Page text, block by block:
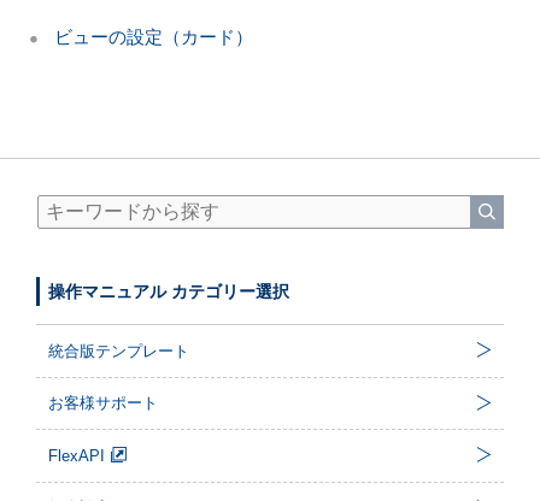
ビューの設定（カード）
操作マニュアル カテゴリー選択
統合版テンプレート
お客様サポート
FlexAPI